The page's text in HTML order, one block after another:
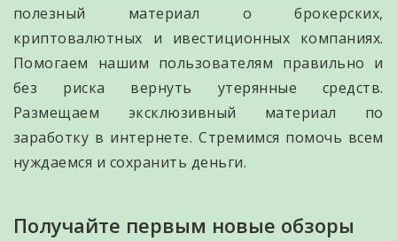
полезный материал о брокерских,
криптовалютных и ивестиционных компаниях.
Помогаем нашим пользователям правильно и
без риска вернуть утерянные средств.
Размещаем эксклюзивный материал по
заработку в интернете. Стремимся помочь всем
нуждаемся и сохранить деньги.
Получайте первым новые обзоры